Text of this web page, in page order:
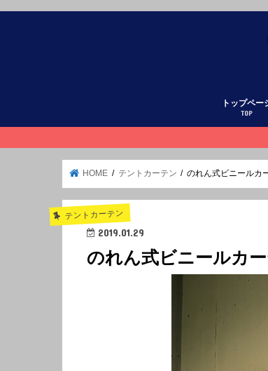
トップペー
TOP
HOME テントカーテン のれん式ビニールカ
テントカーテン
2019.01.29
のれん式ビニールカ